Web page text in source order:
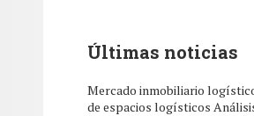
Últimas noticias
Mercado inmobiliario
de espacios logísticos